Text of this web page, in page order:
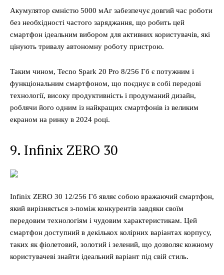
Акумулятор ємністю 5000 мАг забезпечує довгий час роботи
без необхідності частого заряджання, що робить цей
смартфон ідеальним вибором для активних користувачів, які
цінують тривалу автономну роботу пристрою.
Таким чином, Tecno Spark 20 Pro 8/256 Гб є потужним і
функціональним смартфоном, що поєднує в собі передові
технології, високу продуктивність і продуманий дизайн,
роблячи його одним із найкращих смартфонів із великим
екраном на ринку в 2024 році.
9. Infinix ZERO 30
Infinix ZERO 30 12/256 Гб являє собою вражаючий смартфон,
який вирізняється з-поміж конкурентів завдяки своїм
передовим технологіям і чудовим характеристикам. Цей
смартфон доступний в декількох колірних варіантах корпусу,
таких як фіолетовий, золотий і зелений, що дозволяє кожному
користувачеві знайти ідеальний варіант під свій стиль.